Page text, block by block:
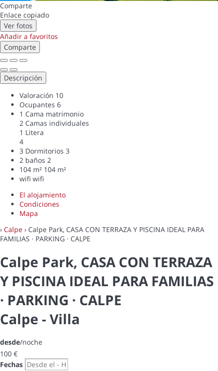
Comparte
Enlace copiado
Ver fotos
Añadir a favoritos
Comparte
Descripción
Valoración 10
Ocupantes 6
1 Cama matrimonio
2 Camas individuales
1 Litera
4
3 Dormitorios 3
2 baños 2
104 m² 104 m²
wifi wifi
El alojamiento
Condiciones
Mapa
› Calpe › Calpe Park, CASA CON TERRAZA Y PISCINA IDEAL PARA
FAMILIAS · PARKING · CALPE
Calpe Park, CASA CON TERRAZA
Y PISCINA IDEAL PARA FAMILIAS
· PARKING · CALPE
Calpe -Villa
desde/noche
100 €
Fechas